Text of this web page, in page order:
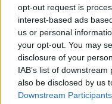
opt-out request is
interest-based ads
us or personal
your opt-out. You may
disclosure of your
IAB’s list of
also be disclosed by us
Downstream Participants
Sauda slo Etne 4-0 og
Stegaberg – Ølen
Stegaberg 8 (2)
Ølen 0 (0)
5. divisjon avd. 3